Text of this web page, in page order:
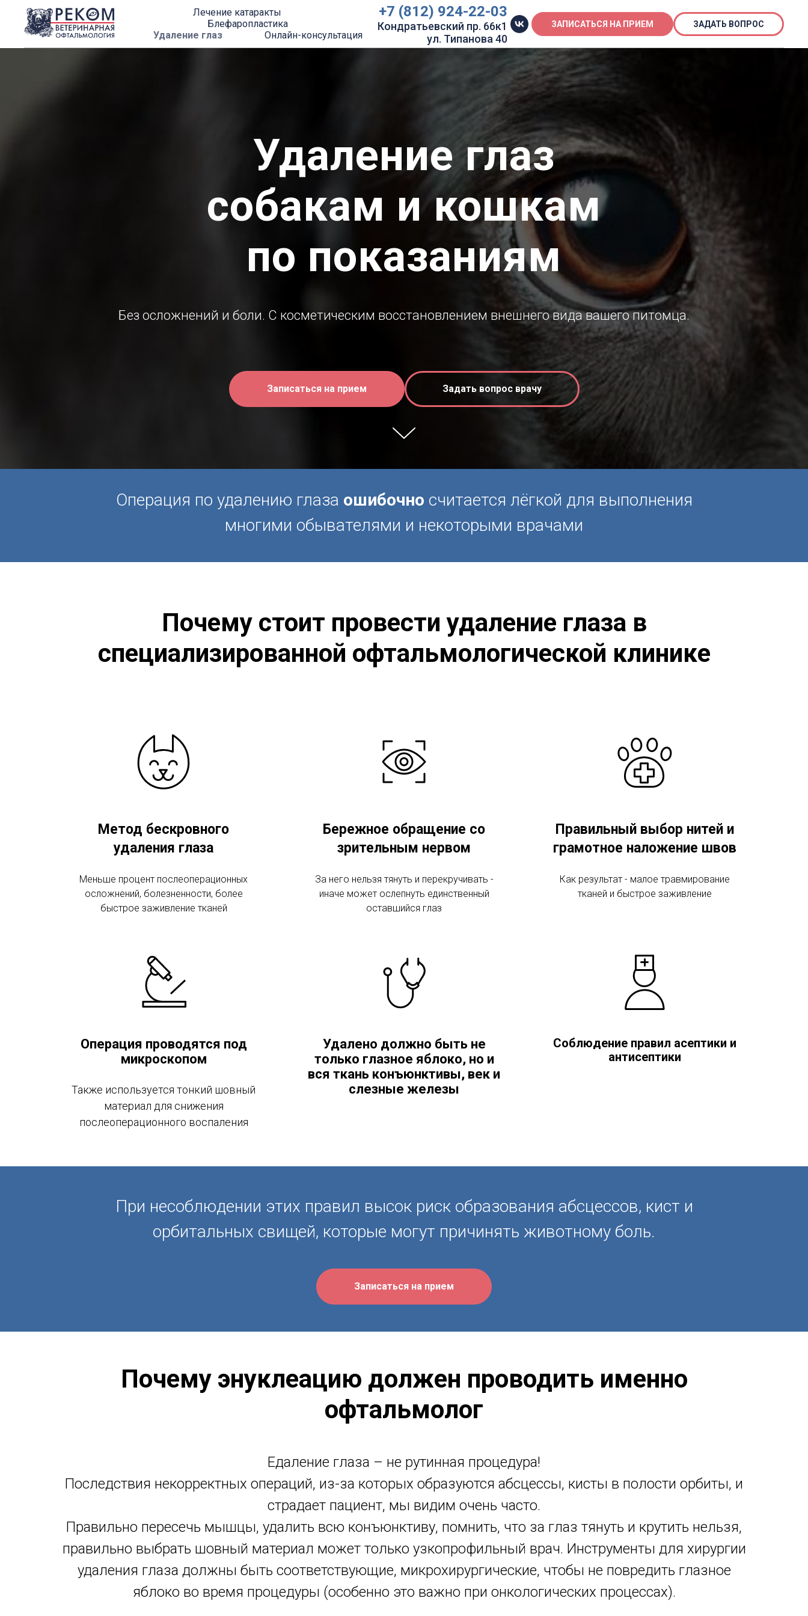
Лечение катаракты
Блефаропластика
Удаление глаз
Онлайн-консультация
+7 (812) 924-22-03
Кондратьевский пр. 66к1
ул. Типанова 40
ЗАПИСАТЬСЯ НА ПРИЕМ ЗАДАТЬ ВОПРОС
Удаление глаз
собакам и кошкам
по показаниям
Без осложнений и боли. С косметическим восстановлением внешнего вида вашего питомца.
Записаться на прием Задать вопрос врачу
Операция по удалению глаза ошибочно считается лёгкой для выполнения
многими обывателями и некоторыми врачами
Почему стоит провести удаление глаза в
специализированной офтальмологической клинике
Метод бескровного
удаления глаза
Меньше процент послеоперационных
осложнений, болезненности, более
быстрое заживление тканей
Бережное обращение со
зрительным нервом
За него нельзя тянуть и перекручивать -
иначе может ослепнуть единственный
оставшийся глаз
Правильный выбор нитей и
грамотное наложение швов
Как результат - малое травмирование
тканей и быстрое заживление
Операция проводятся под
микроскопом
Также используется тонкий шовный
материал для снижения
послеоперационного воспаления
Удалено должно быть не
только глазное яблоко, но и
вся ткань конъюнктивы, век и
слезные железы
Соблюдение правил асептики и
антисептики
При несоблюдении этих правил высок риск образования абсцессов, кист и
орбитальных свищей, которые могут причинять животному боль.
Записаться на прием
Почему энуклеацию должен проводить именно
офтальмолог
Eдаление глаза – не рутинная процедура!
Последствия некорректных операций, из-за которых образуются абсцессы, кисты в полости орбиты, и
страдает пациент, мы видим очень часто.
Правильно пересечь мышцы, удалить всю конъюнктиву, помнить, что за глаз тянуть и крутить нельзя,
правильно выбрать шовный материал может только узкопрофильный врач. Инструменты для хирургии
удаления глаза должны быть соответствующие, микрохирургические, чтобы не повредить глазное
яблоко во время процедуры (особенно это важно при онкологических процессах).